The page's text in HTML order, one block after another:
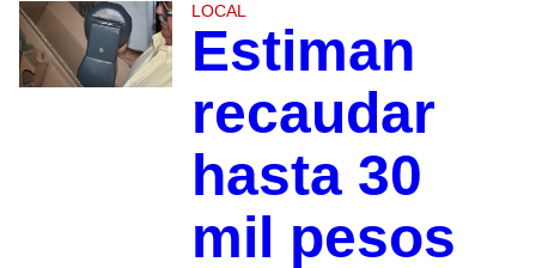
LOCAL
Estiman
recaudar
hasta 30
mil pesos